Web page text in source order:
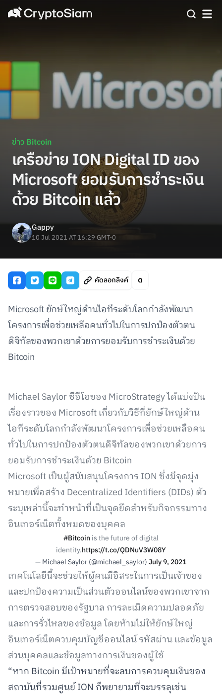
ข่าว Bitcoin
เครือข่าย ION Digital ID ของ
Microsoft ยอมรับการชำระเงิน
ด้วย Bitcoin แล้ว
Gappy
10 Jul 2021 AT 16:29 GMT-0
คัดลอกลิงค์
Microsoft ยักษ์ใหญ่ด้านไอทีระดับโลกกำลังพัฒนา
โครงการเพื่อช่วยเหลือคนทั่วไปในการปกป้องตัวตน
ดิจิทัลของพวกเขาด้วยการยอมรับการชำระเงินด้วย
Bitcoin
Michael Saylor ซีอีโอของ MicroStrategy ได้แบ่งปัน
เรื่องราวของ Microsoft เกี่ยวกับวิธีที่ยักษ์ใหญ่ด้าน
ไอทีระดับโลกกำลังพัฒนาโครงการเพื่อช่วยเหลือคน
ทั่วไปในการปกป้องตัวตนดิจิทัลของพวกเขาด้วยการ
ยอมรับการชำระเงินด้วย Bitcoin
Microsoft เป็นผู้สนับสนุนโครงการ ION ซึ่งมีจุดมุ่ง
หมายเพื่อสร้าง Decentralized Identifiers (DIDs) ตัว
ระบุเหล่านี้จะทำหน้าที่เป็นจุดยึดสำหรับกิจกรรมทาง
อินเทอร์เน็ตทั้งหมดของบุคคล
#Bitcoin is the future of digital
identity.https://t.co/QDNuV3W08Y
— Michael Saylor (@michael_saylor)July 9, 2021
เทคโนโลยีนี้จะช่วยให้ผู้คนมีอิสระในการเป็นเจ้าของ
และปกป้องความเป็นส่วนตัวออนไลน์ของพวกเขาจาก
การตรวจสอบของรัฐบาล การละเมิดความปลอดภัย
และการรั่วไหลของข้อมูล โดยห้ามไม่ให้ยักษ์ใหญ่
อินเทอร์เน็ตควบคุมบัญชีออนไลน์ รหัสผ่าน และข้อมูล
ส่วนบุคคลและข้อมูลทางการเงินของผู้ใช้
“หาก Bitcoin มีเป้าหมายที่จะลบการควบคุมเงินของ
สถาบันที่รวมศูนย์ ION ก็พยายามที่จะบรรลุเช่น